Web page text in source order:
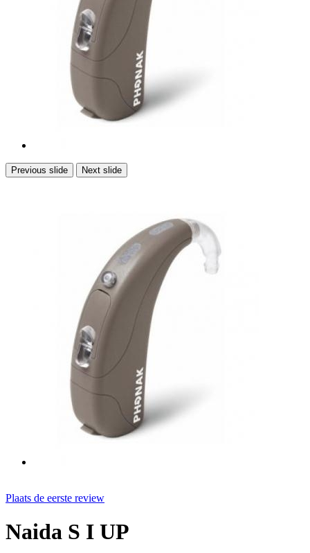
Previous slide Next slide
Plaats de eerste review
Naida S I UP